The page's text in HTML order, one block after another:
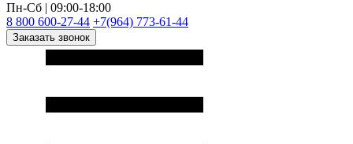
Пн-Сб | 09:00-18:00
8 800 600-27-44 +7(964) 773-61-44
Заказать звонок